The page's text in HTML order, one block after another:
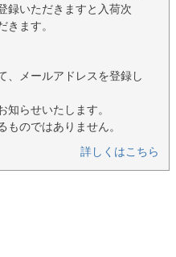
録いただきますと入荷次
きます。
、メールアドレスを登録し
らせいたします。
のではありません。
詳しくはこちら